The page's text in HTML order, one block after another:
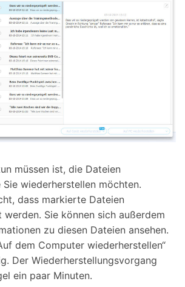
müssen ist, die Dateien
Sie wiederherstellen möchten.
dass markierte Dateien
Sie können sich außerdem
zu diesen Dateien ansehen.
dem Computer wiederherstellen“
Der Wiederherstellungsvorgang
ein paar Minuten.